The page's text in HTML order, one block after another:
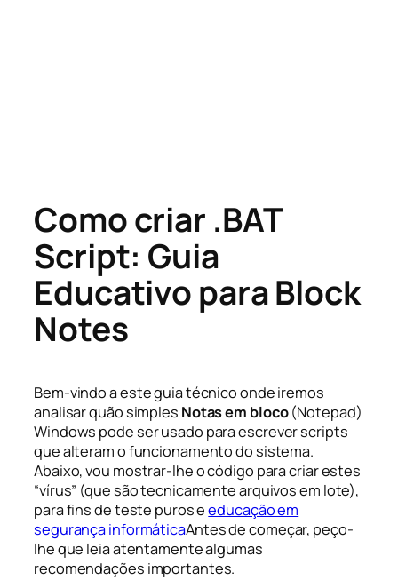
Como criar .BAT
Script: Guia
Educativo para Block
Notes
Bem-vindo a este guia técnico onde iremos
analisar quão simples Notas em bloco(Notepad)
Windows pode ser usado para escrever scripts
que alteram o funcionamento do sistema.
Abaixo, vou mostrar-lhe o código para criar estes
“vírus” (que são tecnicamente arquivos em lote),
para fins de teste puros eeducação em
segurança informáticaAntes de começar, peço-
lhe que leia atentamente algumas
recomendações importantes.